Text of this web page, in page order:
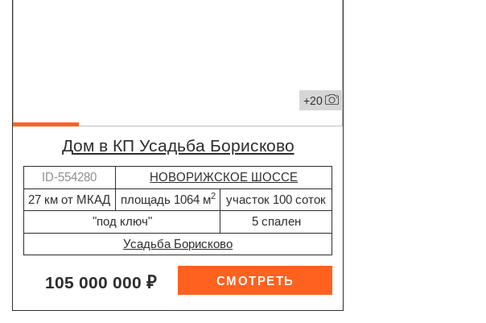
+20
дом в КП Усадьба Борисково
ID-554280
НОВОРИЖСКОЕ ШОССЕ
27 км от МКАД
площадь 1064 м2
участок 100 соток
"под ключ"
5 спален
Усадьба Борисково
105 000 000 ₽